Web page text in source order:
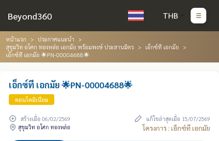
Beyond360 THB
หน้าแรก
ประกาศแนะนำ
สุขุมวิท อโศก ทองหล่อ เอกมัย พร้อมพงษ์ ประสานมิตร
เอ็กซ์ที เอกมัย
เอ็กซ์ที เอกมัย 🌟PN-00004688🌟
เอ็กซ์ที เอกมัย 🌟PN-00004688🌟
คอนโดมิเนียม
สร้างเมื่อ 06/02/2569
แก้ไขล่าสุดเมื่อ 15/07/2569
สุขุมวิท อโศก ทองหล่อ
โครงการ : เอ็กซ์ที เอกมัย